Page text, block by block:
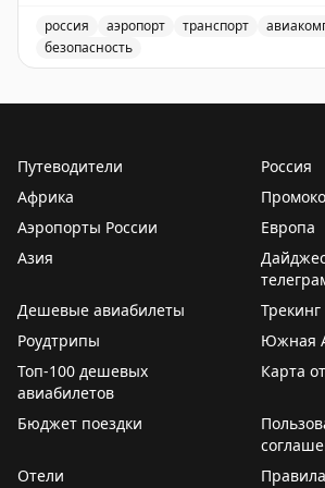
🌧Сегодня в Хабаровске до 27°C,
Ветер южный, 2 – 3 м/с
Закат в 20.59
✈️Ограничения необходимы для
безопасности полетов.
россия аэропорт транспорт
безопасность
Путеводители
Россия
Африка
Аэропорты России
Европа
Азия
Дешевые авиабилеты
Роудтрипы
Южная
Топ-100 дешевых
авиабилетов
Карта
Бюджет поездки
Отели